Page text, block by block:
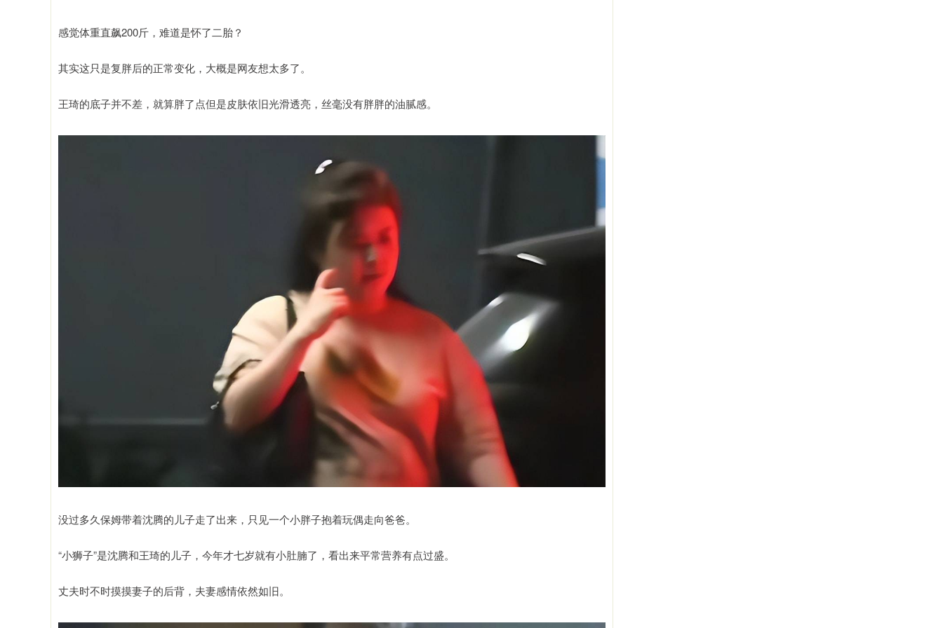
感觉体重直飙200斤，难道是怀了二胎？
其实这只是复胖后的正常变化，大概是网友想太多了。
王琦的底子并不差，就算胖了点但是皮肤依旧光滑透亮，丝毫没有胖胖的油腻感。
没过多久保姆带着沈腾的儿子走了出来，只见一个小胖子抱着玩偶走向爸爸。
“小狮子”是沈腾和王琦的儿子，今年才七岁就有小肚腩了，看出来平常营养有点过盛。
丈夫时不时摸摸妻子的后背，夫妻感情依然如旧。